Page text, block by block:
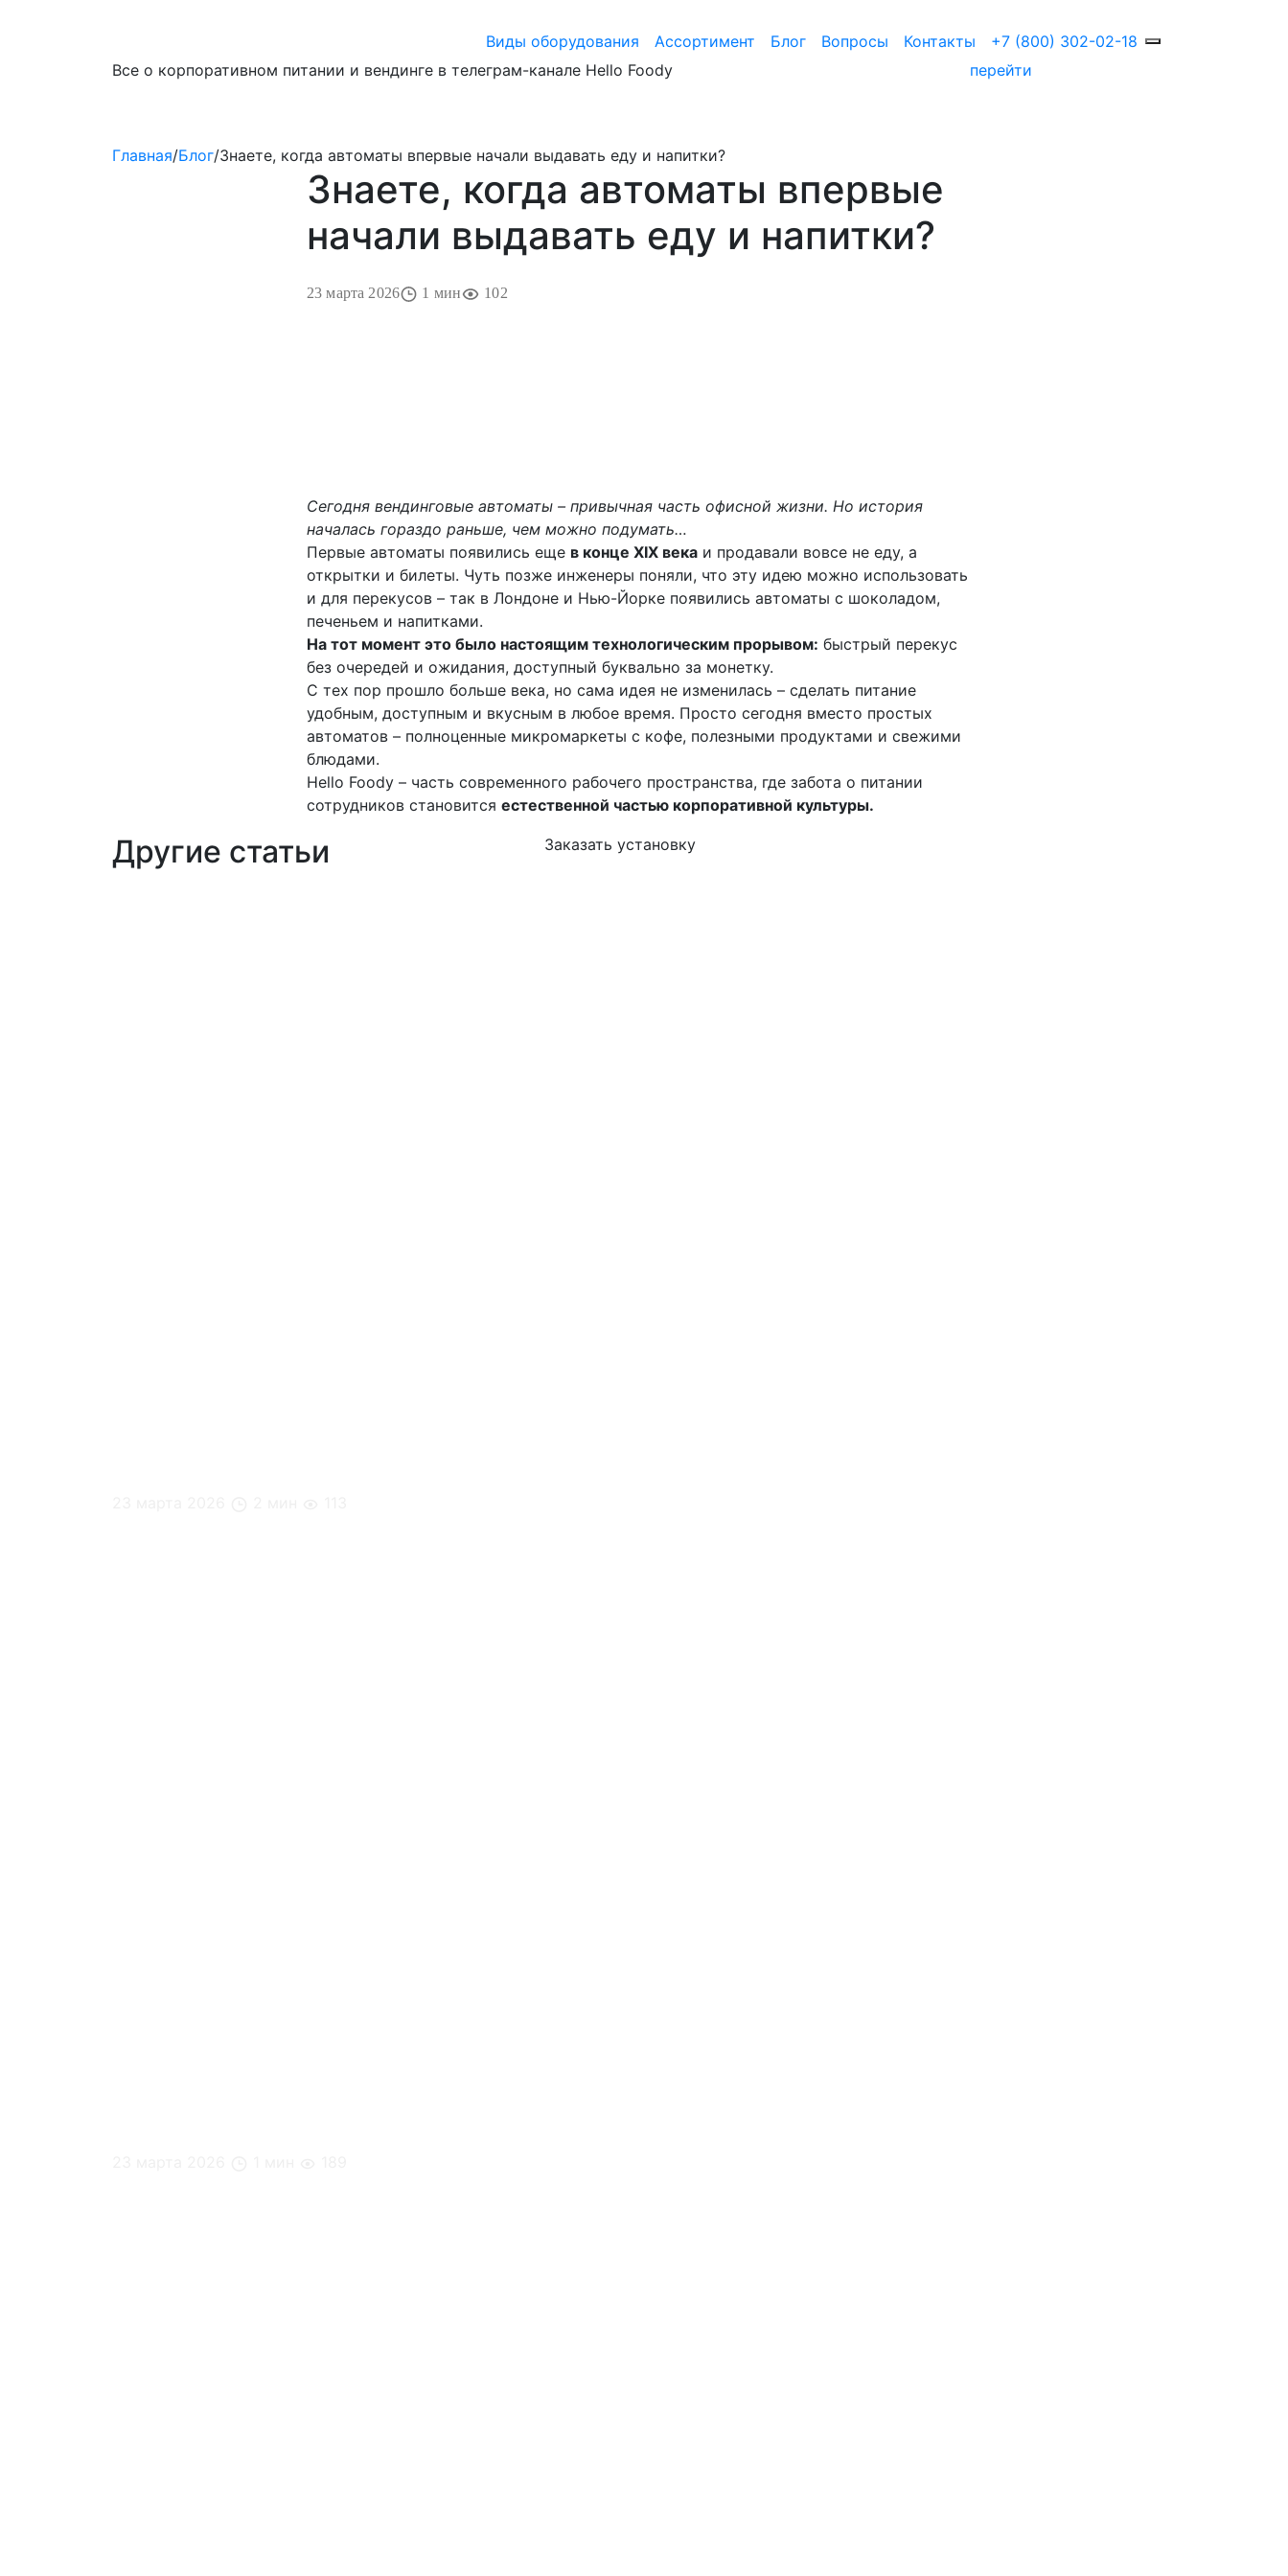
Все о корпоративном питании и вендинге в телеграм-канале Hello Foody перейти
Виды оборудования Ассортимент Блог Вопросы Контакты +7 (800) 302-02-18
Главная/Блог/Знаете, когда автоматы впервые начали выдавать еду и напитки?
Знаете, когда автоматы впервые
начали выдавать еду и напитки?
23 марта 2026 1 мин 102
Сегодня вендинговые автоматы – привычная часть офисной жизни. Но история
началась гораздо раньше, чем можно подумать…
Первые автоматы появились еще в конце XIX века и продавали вовсе не еду, а
открытки и билеты. Чуть позже инженеры поняли, что эту идею можно использовать
и для перекусов – так в Лондоне и Нью-Йорке появились автоматы с шоколадом,
печеньем и напитками.
На тот момент это было настоящим технологическим прорывом: быстрый перекус
без очередей и ожидания, доступный буквально за монетку.
С тех пор прошло больше века, но сама идея не изменилась – сделать питание
удобным, доступным и вкусным в любое время. Просто сегодня вместо простых
автоматов – полноценные микромаркеты с кофе, полезными продуктами и свежими
блюдами.
Hello Foody – часть современного рабочего пространства, где забота о питании
сотрудников становится естественной частью корпоративной культуры.
Заказать установку
Другие статьи